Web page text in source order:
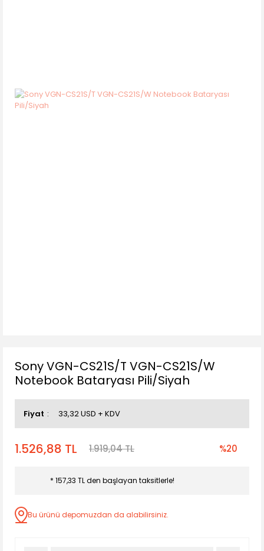
Sony VGN-CS21S/T VGN-CS21S/W
Notebook Bataryası Pili/Siyah
Fiyat 33,32 USD + KDV
1.526,88 TL 1.919,04 TL %20
* 157,33 TL den başlayan taksitlerle!
Bu ürünü depomuzdan da alabilirsiniz.